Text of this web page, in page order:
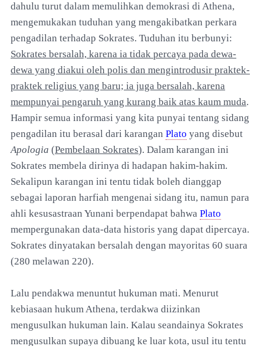
dahulu turut dalam memulihkan demokrasi di Athena,
mengemukakan tuduhan yang mengakibatkan perkara
pengadilan terhadap Sokrates. Tuduhan itu berbunyi:
Sokrates bersalah, karena ia tidak percaya pada dewa-
dewa yang diakui oleh polis dan mengintrodusir praktek-
praktek religius yang baru; ia juga bersalah, karena
mempunyai pengaruh yang kurang baik atas kaum muda.
Hampir semua informasi yang kita punyai tentang sidang
pengadilan itu berasal dari karangan Plato yang disebut
Apologia (Pembelaan Sokrates). Dalam karangan ini
Sokrates membela dirinya di hadapan hakim-hakim.
Sekalipun karangan ini tentu tidak boleh dianggap
sebagai laporan harfiah mengenai sidang itu, namun para
ahli kesusastraan Yunani berpendapat bahwa Plato
mempergunakan data-data historis yang dapat dipercaya.
Sokrates dinyatakan bersalah dengan mayoritas 60 suara
(280 melawan 220).
Lalu pendakwa menuntut hukuman mati. Menurut
kebiasaan hukum Athena, terdakwa diizinkan
mengusulkan hukuman lain. Kalau seandainya Sokrates
mengusulkan supaya dibuang ke luar kota, usul itu tentu